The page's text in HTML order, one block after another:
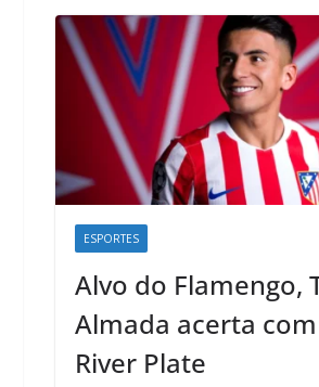
ESPORTES
Alvo do Flamengo,
Almada acerta
River Plate